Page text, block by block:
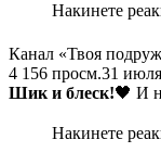
Накинете
Канал «Твоя
4 156 просм.31
Шик и блеск!🖤 И
Накинете